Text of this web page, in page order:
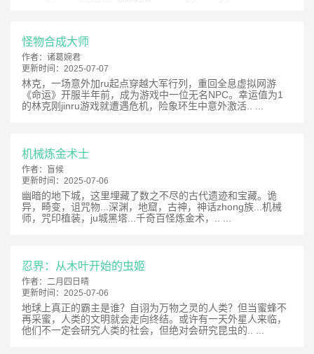
怪物合成大师
作者： 诸葛婉君
更新时间： 2025-07-07
林克，一场意外加ru起点穿越大军行列，重回全息虚拟网游
《命运》开服半年前，成为游戏中一位无名NPC。幸运值为1
的林克刚jinru游戏就遭遇危机，险象环生中意外激活.. ...
机械炼金术士
作者：
盲候
更新时间： 2025-07-06
幽暗的地下城，这里埋藏了数之不尽的古代遗迹和宝藏。诡
异，畸变，诅咒物...深渊，地窟，古神，神话zhong族...机械
师，咒印植装，ju城黑塔...千奇百怪炼金术，.. ...
忍界：从木叶开始的虫姬
作者： 二月四日晴
更新时间： 2025-07-06
地球上真正的霸主是谁？自诩为万物之灵的人类？但当蜜蜂不
再采蜜，人类的文明就会走向终结。或许有一天外星人来临，
他们不一定会研究人类的社会，但绝对会研究昆虫的.. ...